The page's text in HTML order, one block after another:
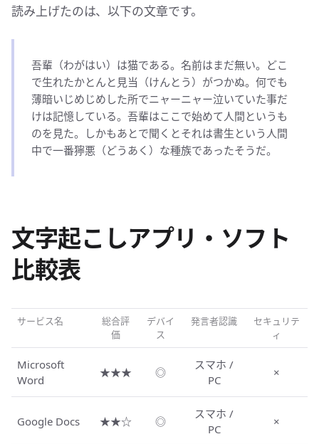
読み上げたのは、以下の文章です。
吾輩（わがはい）は猫である。名前はまだ無い。どこ
で生れたかとんと見当（けんとう）がつかぬ。何でも
薄暗いじめじめした所でニャーニャー泣いていた事だ
けは記憶している。吾輩はここで始めて人間というも
のを見た。しかもあとで聞くとそれは書生という人間
中で一番獰悪（どうあく）な種族であったそうだ。
文字起こしアプリ・ソフト
比較表
サービス名
総合評
価
デバイ
ス
発言者認識
セキュリテ
ィ
Microsoft
Word
★★★ ◎
スマホ /
PC
×
Google Docs ★★☆ ◎
スマホ /
PC
×